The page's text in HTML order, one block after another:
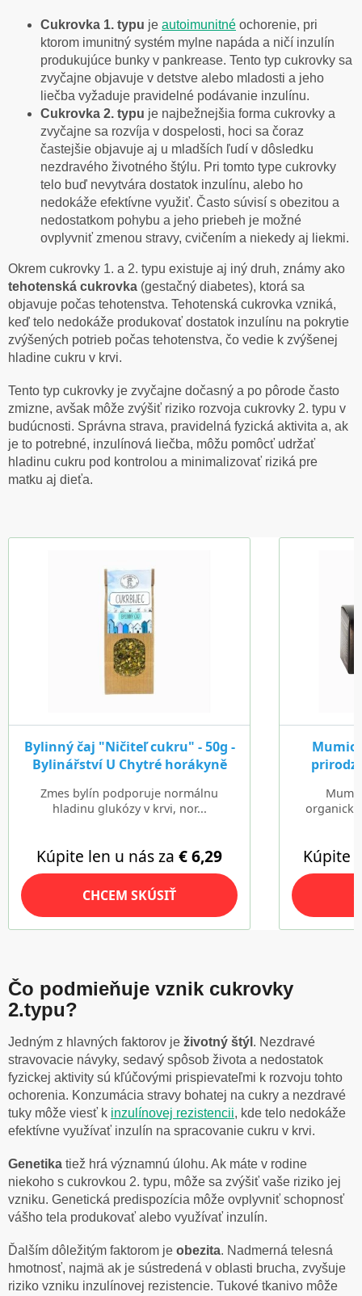
Cukrovka 1. typu je autoimunitné ochorenie, pri
ktorom imunitný systém mylne napáda a ničí inzulín
produkujúce bunky v pankrease. Tento typ cukrovky sa
zvyčajne objavuje v detstve alebo mladosti a jeho
liečba vyžaduje pravidelné podávanie inzulínu.
Cukrovka 2. typu je najbežnejšia forma cukrovky a
zvyčajne sa rozvíja v dospelosti, hoci sa čoraz
častejšie objavuje aj u mladších ľudí v dôsledku
nezdravého životného štýlu. Pri tomto type cukrovky
telo buď nevytvára dostatok inzulínu, alebo ho
nedokáže efektívne využiť. Často súvisí s obezitou a
nedostatkom pohybu a jeho priebeh je možné
ovplyvniť zmenou stravy, cvičením a niekedy aj liekmi.
Okrem cukrovky 1. a 2. typu existuje aj iný druh, známy ako
tehotenská cukrovka (gestačný diabetes), ktorá sa
objavuje počas tehotenstva. Tehotenská cukrovka vzniká,
keď telo nedokáže produkovať dostatok inzulínu na pokrytie
zvýšených potrieb počas tehotenstva, čo vedie k zvýšenej
hladine cukru v krvi.
Tento typ cukrovky je zvyčajne dočasný a po pôrode často
zmizne, avšak môže zvýšiť riziko rozvoja cukrovky 2. typu v
budúcnosti. Správna strava, pravidelná fyzická aktivita a, ak
je to potrebné, inzulínová liečba, môžu pomôcť udržať
hladinu cukru pod kontrolou a minimalizovať riziká pre
matku aj dieťa.
Čo podmieňuje vznik cukrovky
2.typu?
Jedným z hlavných faktorov je životný štýl . Nezdravé
stravovacie návyky, sedavý spôsob života a nedostatok
fyzickej aktivity sú kľúčovými prispievateľmi k rozvoju tohto
ochorenia. Konzumácia stravy bohatej na cukry a nezdravé
tuky môže viesť k inzulínovej rezistencii, kde telo nedokáže
efektívne využívať inzulín na spracovanie cukru v krvi.
Genetika tiež hrá významnú úlohu. Ak máte v rodine
niekoho s cukrovkou 2. typu, môže sa zvýšiť vaše riziko jej
vzniku. Genetická predispozícia môže ovplyvniť schopnosť
vášho tela produkovať alebo využívať inzulín.
Ďalším dôležitým faktorom je obezita. Nadmerná telesná
hmotnosť, najmä ak je sústredená v oblasti brucha, zvyšuje
riziko vzniku inzulínovej rezistencie. Tukové tkanivo môže